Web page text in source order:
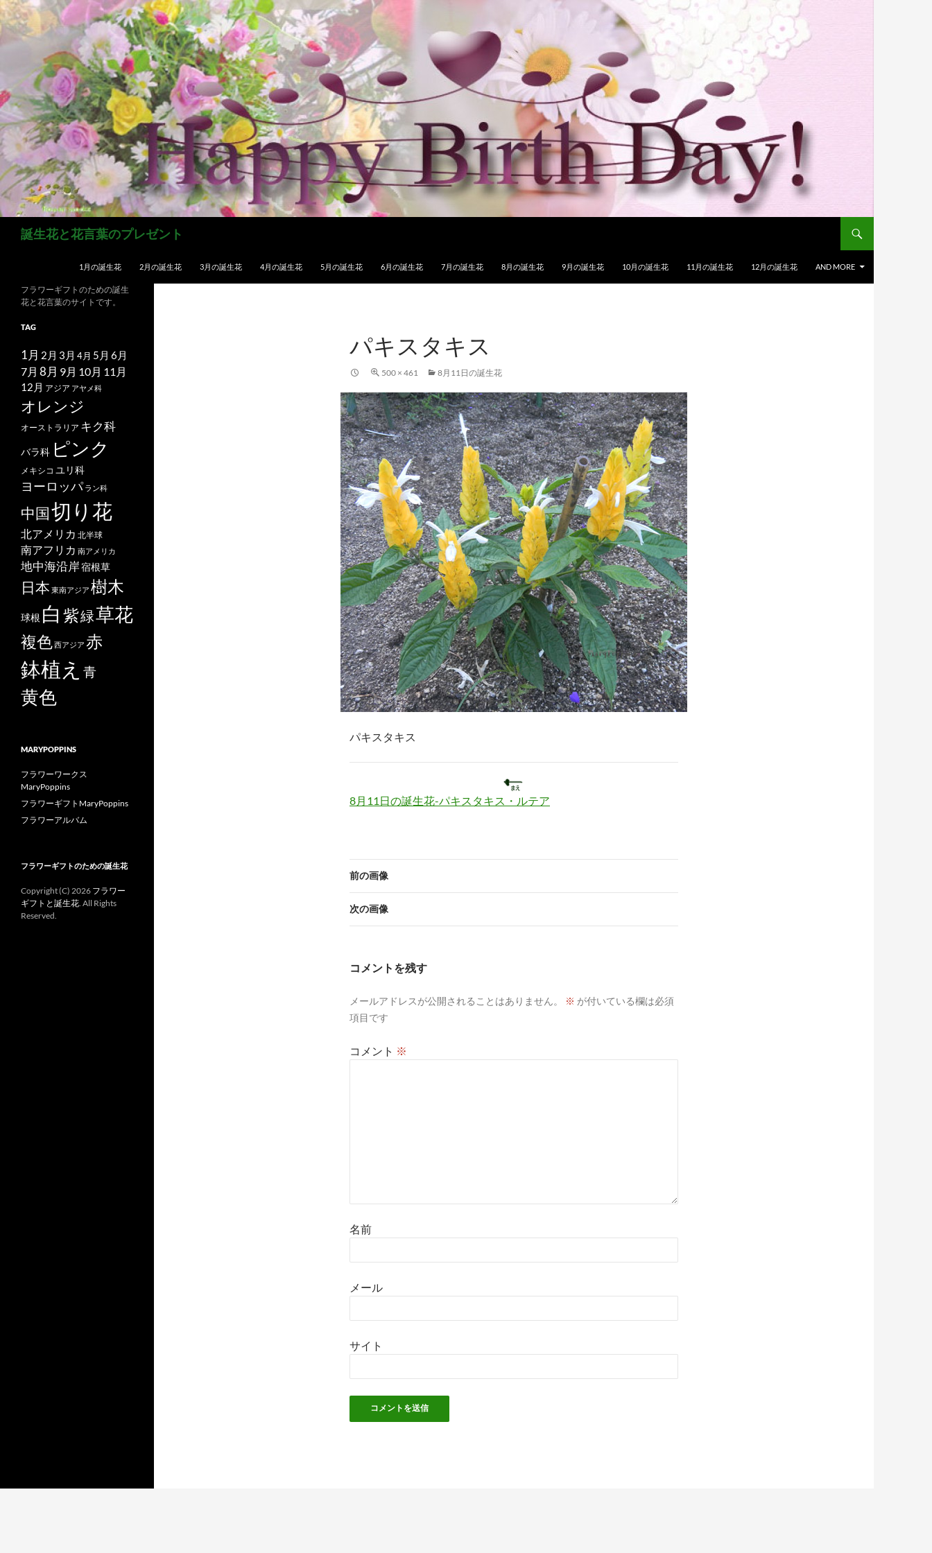
コ
ン
ツ
へ
ス
キ
ッ
プ
誕生花と花言葉のプレゼント
1月の誕生花 2月の誕生花 3月の誕生花 4月の誕生花 5月の誕生花 6月の誕生花 7月の誕生花 8月の誕生花 9月の誕生花 10月の誕生花 11月の誕生花 12月の誕生花 AND MORE
パキスタキス
500 × 461 8月11日の誕生花
パキスタキス
8月11日の誕生花-パキスタキス・ルテア
前の画像
次の画像
コメントを残す
メールアドレスが公開されることはありません。 ※ が付いている欄は必須
項目です
コメント ※
名前
メール
サイト
フラワーギフトのための誕生
花と花言葉のサイトです。
TAG
1月 2月 3月 4月 5月 6月
7月 8月 9月 10月 11月
12月 アジア アヤメ科
オレンジ
オーストラリア キク科
バラ科 ピンク
メキシコ ユリ科
ヨーロッパ ラン科
中国切り花
北アメリカ 北半球
南アフリカ 南アメリカ
地中海沿岸宿根草
日本 東南アジア 樹木
球根 白 紫緑草花
複色西アジア 赤
鉢植え 青
黄色
MARYPOPPINS
フラワーワークス
MaryPoppins
フラワーギフトMaryPoppins
フラワーアルバム
フラワーギフトのための誕生花
Copyright (C) 2026 フラワー
ギフトと誕生花. All Rights
Reserved.